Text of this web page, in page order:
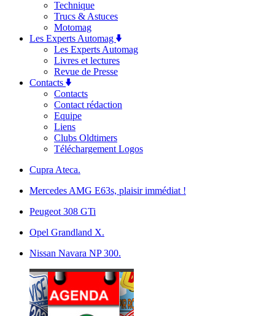
Technique
Trucs & Astuces
Motomag
Les Experts Automag
Les Experts Automag
Livres et lectures
Revue de Presse
Contacts
Contacts
Contact rédaction
Equipe
Liens
Clubs Oldtimers
Téléchargement Logos
Cupra Ateca.
Mercedes AMG E63s, plaisir immédiat !
Peugeot 308 GTi
Opel Grandland X.
Nissan Navara NP 300.